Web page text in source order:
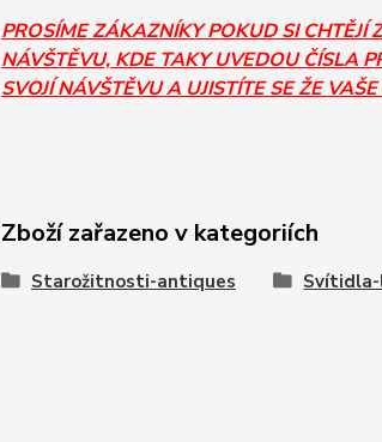
PROSÍME ZÁKAZNÍKY POKUD SI
NÁVŠTĚVU, KDE TAKY UVEDOU ČÍSLA
SVOJÍ NÁVŠTĚVU A UJISTÍTE SE ŽE
Zboží zařazeno v kategoriích
Starožitnosti-antiques